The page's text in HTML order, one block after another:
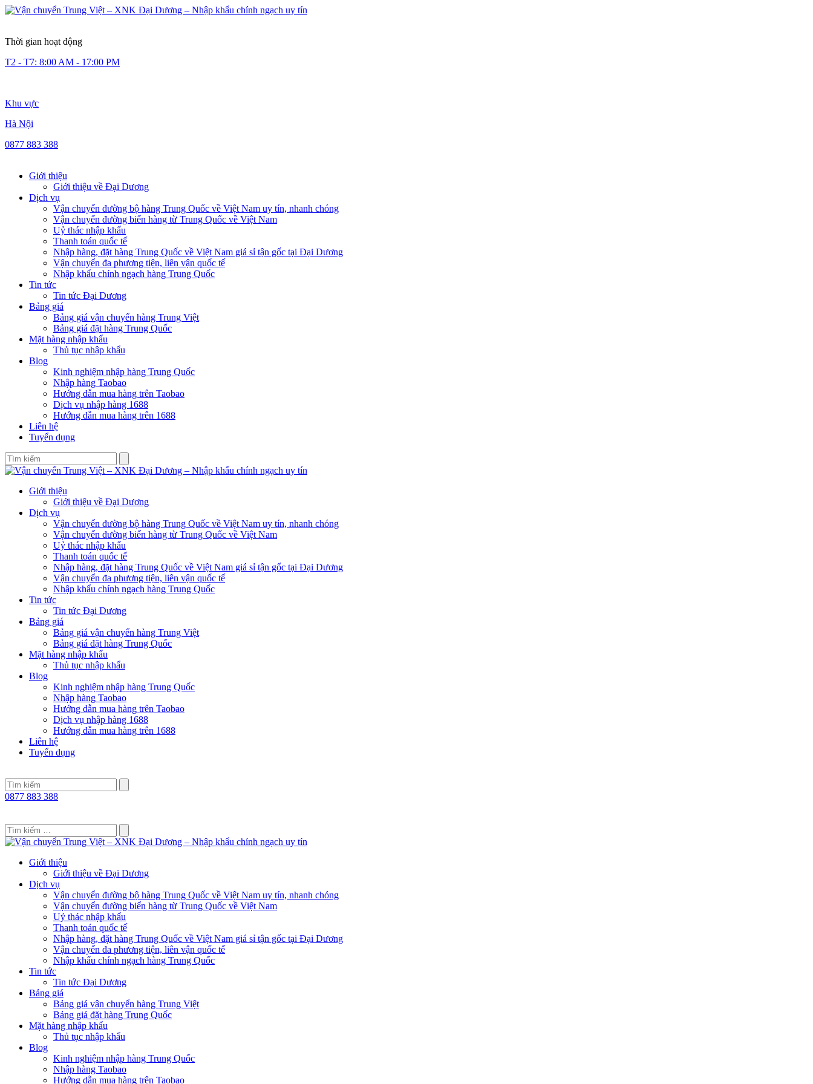
Thời gian hoạt động
T2 - T7: 8:00 AM - 17:00 PM
Khu vực
Hà Nội
0877 883 388
Giới thiệu
Giới thiệu về Đại Dương
Dịch vụ
Vận chuyển đường bộ hàng Trung Quốc về Việt Nam uy tín, nhanh chóng
Vận chuyển đường biển hàng từ Trung Quốc về Việt Nam
Uỷ thác nhập khẩu
Thanh toán quốc tế
Nhập hàng, đặt hàng Trung Quốc về Việt Nam giá sỉ tận gốc tại Đại Dương
Vận chuyển đa phương tiện, liên vận quốc tế
Nhập khẩu chính ngạch hàng Trung Quốc
Tin tức
Tin tức Đại Dương
Bảng giá
Bảng giá vận chuyển hàng Trung Việt
Bảng giá đặt hàng Trung Quốc
Mặt hàng nhập khẩu
Thủ tục nhập khẩu
Blog
Kinh nghiệm nhập hàng Trung Quốc
Nhập hàng Taobao
Hướng dẫn mua hàng trên Taobao
Dịch vụ nhập hàng 1688
Hướng dẫn mua hàng trên 1688
Liên hệ
Tuyển dụng
Giới thiệu
Giới thiệu về Đại Dương
Dịch vụ
Vận chuyển đường bộ hàng Trung Quốc về Việt Nam uy tín, nhanh chóng
Vận chuyển đường biển hàng từ Trung Quốc về Việt Nam
Uỷ thác nhập khẩu
Thanh toán quốc tế
Nhập hàng, đặt hàng Trung Quốc về Việt Nam giá sỉ tận gốc tại Đại Dương
Vận chuyển đa phương tiện, liên vận quốc tế
Nhập khẩu chính ngạch hàng Trung Quốc
Tin tức
Tin tức Đại Dương
Bảng giá
Bảng giá vận chuyển hàng Trung Việt
Bảng giá đặt hàng Trung Quốc
Mặt hàng nhập khẩu
Thủ tục nhập khẩu
Blog
Kinh nghiệm nhập hàng Trung Quốc
Nhập hàng Taobao
Hướng dẫn mua hàng trên Taobao
Dịch vụ nhập hàng 1688
Hướng dẫn mua hàng trên 1688
Liên hệ
Tuyển dụng
0877 883 388
Giới thiệu
Giới thiệu về Đại Dương
Dịch vụ
Vận chuyển đường bộ hàng Trung Quốc về Việt Nam uy tín, nhanh chóng
Vận chuyển đường biển hàng từ Trung Quốc về Việt Nam
Uỷ thác nhập khẩu
Thanh toán quốc tế
Nhập hàng, đặt hàng Trung Quốc về Việt Nam giá sỉ tận gốc tại Đại Dương
Vận chuyển đa phương tiện, liên vận quốc tế
Nhập khẩu chính ngạch hàng Trung Quốc
Tin tức
Tin tức Đại Dương
Bảng giá
Bảng giá vận chuyển hàng Trung Việt
Bảng giá đặt hàng Trung Quốc
Mặt hàng nhập khẩu
Thủ tục nhập khẩu
Blog
Kinh nghiệm nhập hàng Trung Quốc
Nhập hàng Taobao
Hướng dẫn mua hàng trên Taobao